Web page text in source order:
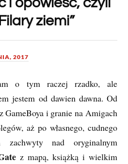
ziemi”
2017
o tym raczej rzadko, ale
jestem od dawien dawna. Od
GameBoya i granie na Amigach
aż po własnego, cudnego
zachwyty nad oryginalnym
z mapą, książką i wielkim